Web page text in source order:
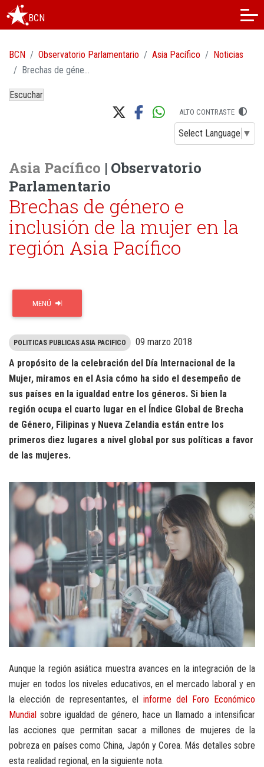
BCN
BCN Observatorio Parlamentario Asia Pacífico
Noticias
Brechas de género e inclusión de la mujer en la región Asia Pacífico
Escuchar
ALTO CONTRASTE
Select Language ▼
Asia Pacífico | Observatorio
Parlamentario
Brechas de género e
inclusión de la mujer en la
región Asia Pacífico
MENÚ
POLITICAS PUBLICAS ASIA PACIFICO
09 marzo 2018
A propósito de la celebración del Día Internacional de la
Mujer, miramos en el Asia cómo ha sido el desempeño de
sus países en la igualdad entre los géneros. Si bien la
región ocupa el cuarto lugar en el Índice Global de Brecha
de Género, Filipinas y Nueva Zelandia están entre los
primeros diez lugares a nivel global por sus políticas a favor
de las mujeres.
Aunque la región asiática muestra avances en la integración de la
mujer en todos los niveles educativos, en el mercado laboral y en
la elección de representantes, el informe del Foro Económico
Mundial sobre igualdad de género, hace un llamado a intensificar
las acciones que permitan sacar a millones de mujeres de la
pobreza en países como China, Japón y Corea. Más detalles sobre
esta realidad regional, en la siguiente nota.